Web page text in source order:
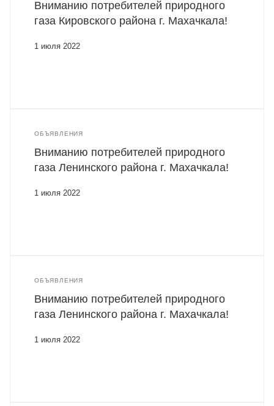
Вниманию потребителей природного
газа Кировского района г. Махачкала!
1 июля 2022
ОБЪЯВЛЕНИЯ
Вниманию потребителей природного
газа Ленинского района г. Махачкала!
1 июля 2022
ОБЪЯВЛЕНИЯ
Вниманию потребителей природного
газа Ленинского района г. Махачкала!
1 июля 2022